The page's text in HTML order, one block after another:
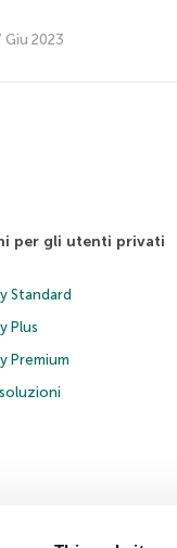
Giu 2023
per gli utenti privati
Standard
Plus
Premium